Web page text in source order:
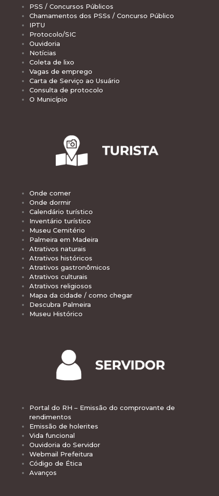
PSS / Concursos Públicos
Chamamentos dos PSSs / Concurso Público
IPTU
Protocolo/SIC
Ouvidoria
Notícias
Coleta de lixo
Vagas de emprego
Carta de Serviço ao Usuário
Consulta de protocolo
O Município
Onde comer
Onde dormir
Calendário turístico
Inventário turístico
Museu Cemitério
Palmeira em Madeira
Atrativos naturais
Atrativos históricos
Atrativos gastronômicos
Atrativos culturais
Atrativos religiosos
Mapa da cidade / como chegar
Descubra Palmeira
Museu Histórico
Portal do RH – Emissão do comprovante de
rendimentos
Emissão de holerites
Vida funcional
Ouvidoria do Servidor
Webmail Prefeitura
Código de Ética
Avanços